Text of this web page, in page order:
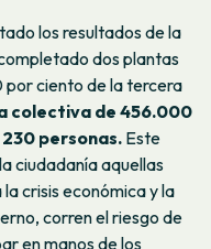
los resultados de la
dos plantas
por ciento de la tercera
colectiva de 456.000
personas. Este
ciudadanía aquellas
crisis económica y la
corren el riesgo de
en manos de los